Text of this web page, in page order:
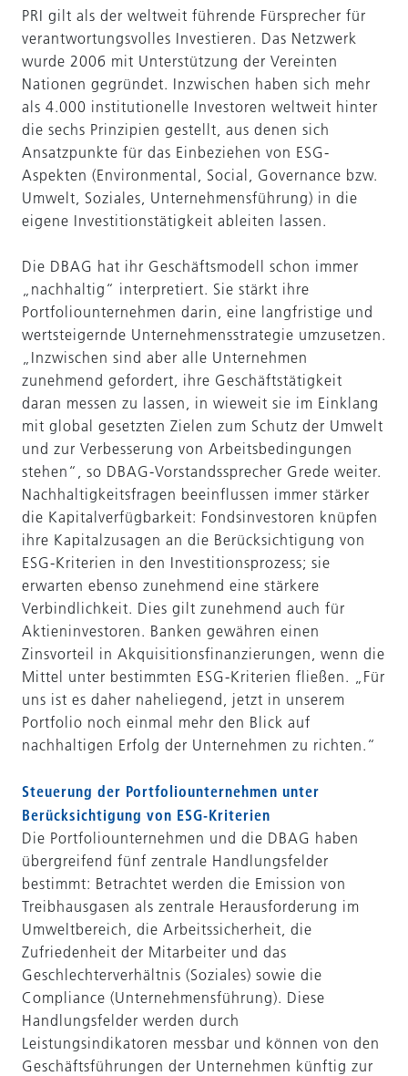
PRI gilt als der weltweit führende Fürsprecher für
verantwortungsvolles Investieren. Das Netzwerk
wurde 2006 mit Unterstützung der Vereinten
Nationen gegründet. Inzwischen haben sich mehr
als 4.000 institutionelle Investoren weltweit hinter
die sechs Prinzipien gestellt, aus denen sich
Ansatzpunkte für das Einbeziehen von ESG-
Aspekten (Environmental, Social, Governance bzw.
Umwelt, Soziales, Unternehmensführung) in die
eigene Investitionstätigkeit ableiten lassen.
Die DBAG hat ihr Geschäftsmodell schon immer
„nachhaltig“ interpretiert. Sie stärkt ihre
Portfoliounternehmen darin, eine langfristige und
wertsteigernde Unternehmensstrategie umzusetzen.
„Inzwischen sind aber alle Unternehmen
zunehmend gefordert, ihre Geschäftstätigkeit
daran messen zu lassen, in wieweit sie im Einklang
mit global gesetzten Zielen zum Schutz der Umwelt
und zur Verbesserung von Arbeitsbedingungen
stehen“, so DBAG-Vorstandssprecher Grede weiter.
Nachhaltigkeitsfragen beeinflussen immer stärker
die Kapitalverfügbarkeit: Fondsinvestoren knüpfen
ihre Kapitalzusagen an die Berücksichtigung von
ESG-Kriterien in den Investitionsprozess; sie
erwarten ebenso zunehmend eine stärkere
Verbindlichkeit. Dies gilt zunehmend auch für
Aktieninvestoren. Banken gewähren einen
Zinsvorteil in Akquisitionsfinanzierungen, wenn die
Mittel unter bestimmten ESG-Kriterien fließen. „Für
uns ist es daher naheliegend, jetzt in unserem
Portfolio noch einmal mehr den Blick auf
nachhaltigen Erfolg der Unternehmen zu richten.“
Steuerung der Portfoliounternehmen unter
Berücksichtigung von ESG-Kriterien
Die Portfoliounternehmen und die DBAG haben
übergreifend fünf zentrale Handlungsfelder
bestimmt: Betrachtet werden die Emission von
Treibhausgasen als zentrale Herausforderung im
Umweltbereich, die Arbeitssicherheit, die
Zufriedenheit der Mitarbeiter und das
Geschlechterverhältnis (Soziales) sowie die
Compliance (Unternehmensführung). Diese
Handlungsfelder werden durch
Leistungsindikatoren messbar und können von den
Geschäftsführungen der Unternehmen künftig zur